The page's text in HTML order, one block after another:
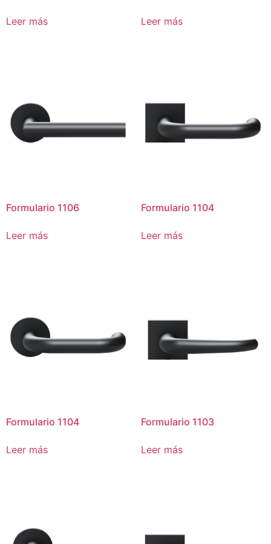
Leer más Leer más
Formulario 1106
Leer más
Formulario 1104
Leer más
Formulario 1104
Leer más
Formulario 1103
Leer más